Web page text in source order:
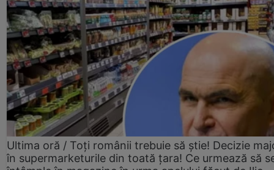
Ultima oră / Toți românii trebuie să știe! Decizie
în supermarketurile din toată țara! Ce urmează să